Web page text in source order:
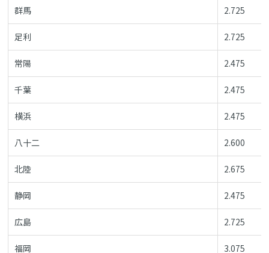
群馬 2.725
足利 2.725
常陽 2.475
千葉 2.475
横浜 2.475
八十二 2.600
北陸 2.675
静岡 2.475
広島 2.725
福岡 3.075